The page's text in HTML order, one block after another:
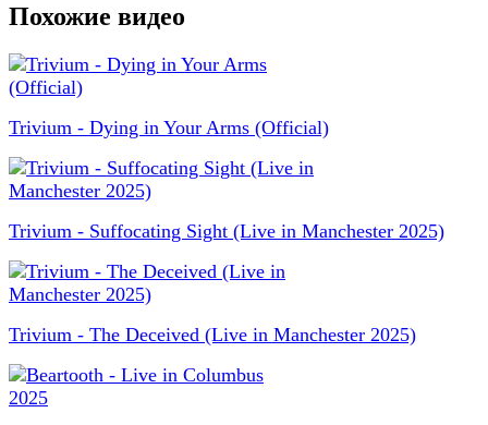
Похожие видео
Trivium - Dying in Your Arms (Official)
Trivium - Suffocating Sight (Live in Manchester 2025)
Trivium - The Deceived (Live in Manchester 2025)